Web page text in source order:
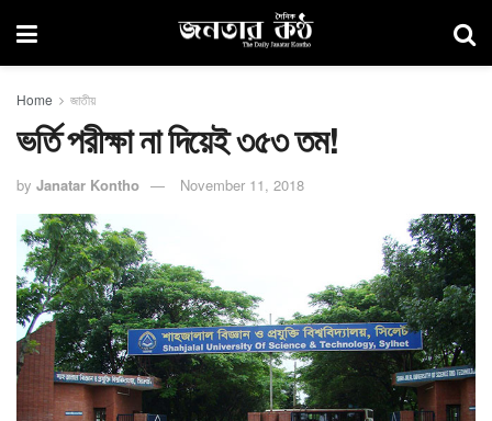
Home জাতীয়
ভর্তি পরীক্ষা না দিয়েই ৩৫৩ তম!
by Janatar Kontho November 11, 2018